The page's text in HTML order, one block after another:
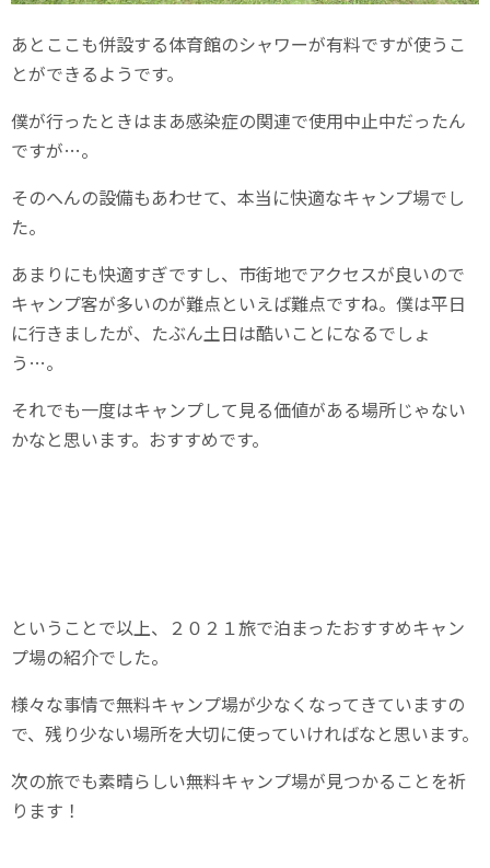
あとここも併設する体育館のシャワーが有料ですが使うこ
とができるようです。
僕が行ったときはまあ感染症の関連で使用中止中だったん
ですが…。
そのへんの設備もあわせて、本当に快適なキャンプ場でし
た。
あまりにも快適すぎですし、市街地でアクセスが良いので
キャンプ客が多いのが難点といえば難点ですね。僕は平日
に行きましたが、たぶん土日は酷いことになるでしょ
う…。
それでも一度はキャンプして見る価値がある場所じゃない
かなと思います。おすすめです。
ということで以上、２０２１旅で泊まったおすすめキャン
プ場の紹介でした。
様々な事情で無料キャンプ場が少なくなってきていますの
で、残り少ない場所を大切に使っていければなと思います。
次の旅でも素晴らしい無料キャンプ場が見つかることを祈
ります！